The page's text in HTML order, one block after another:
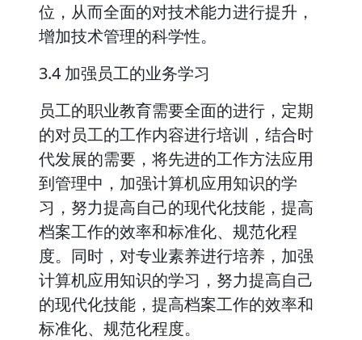
位，从而全面的对技术能力进行提升，
增加技术管理的科学性。
3.4 加强员工的业务学习
员工的职业教育需要全面的进行，定期
的对员工的工作内容进行培训，结合时
代发展的需要，将先进的工作方法应用
到管理中，加强计算机应用知识的学
习，努力提高自己的现代化技能，提高
档案工作的效率和标准化、规范化程
度。同时，对专业素养进行培养，加强
计算机应用知识的学习，努力提高自己
的现代化技能，提高档案工作的效率和
标准化、规范化程度。